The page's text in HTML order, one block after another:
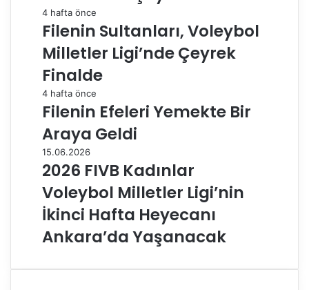
4 hafta önce
Filenin Sultanları, Voleybol
Milletler Ligi’nde Çeyrek
Finalde
4 hafta önce
Filenin Efeleri Yemekte Bir
Araya Geldi
15.06.2026
2026 FIVB Kadınlar
Voleybol Milletler Ligi’nin
İkinci Hafta Heyecanı
Ankara’da Yaşanacak